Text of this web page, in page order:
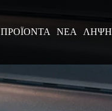
ΠΡΟΪΌΝΤΑ ΝΈΑ ΛΉΨΗ